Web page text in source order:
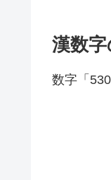
漢数
数字「